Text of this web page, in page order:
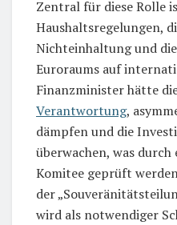
Zentral für diese Rolle
Haushaltsregelungen,
Nichteinhaltung und
Euroraums auf
Finanzminister hätte
Verantwortung,
dämpfen und die
überwachen, was durch
Komitee geprüft
der
wird als notwendiger